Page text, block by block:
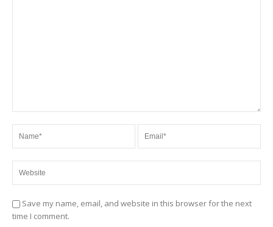
Save my name, email, and website in this browser for the next
time I comment.